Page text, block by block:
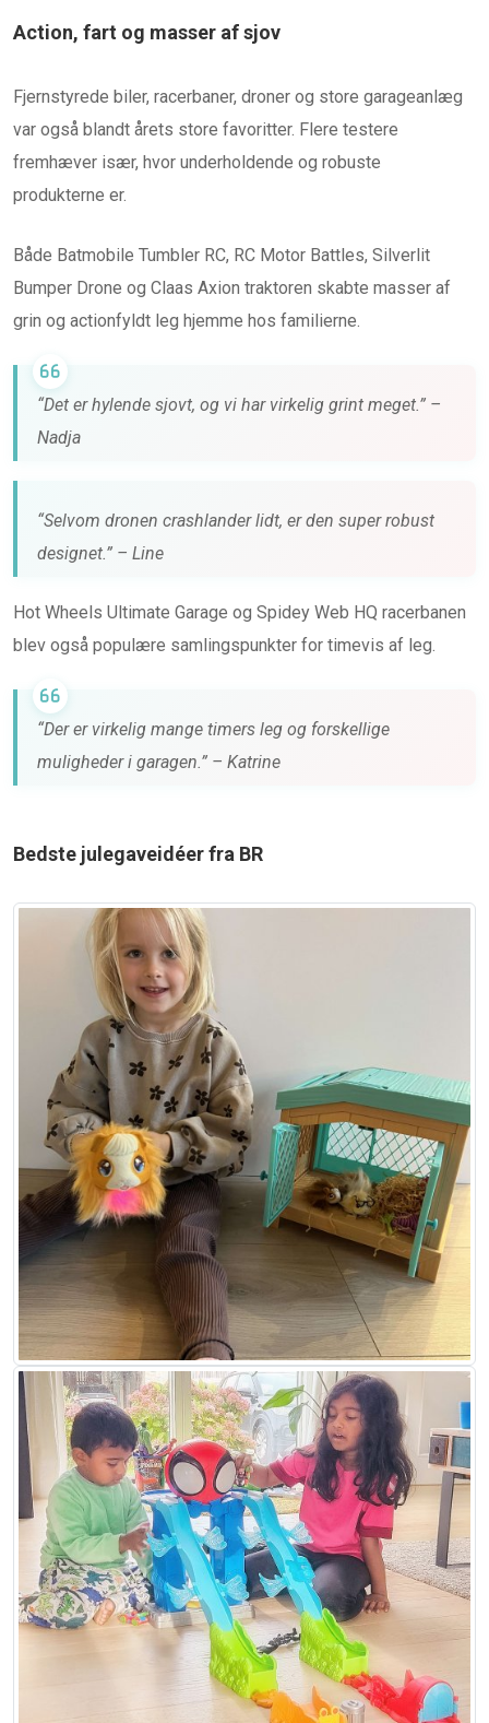
Action, fart og masser af sjov
Fjernstyrede biler, racerbaner, droner og store garageanlæg
var også blandt årets store favoritter. Flere testere
fremhæver især, hvor underholdende og robuste
produkterne er.
Både Batmobile Tumbler RC, RC Motor Battles, Silverlit
Bumper Drone og Claas Axion traktoren skabte masser af
grin og actionfyldt leg hjemme hos familierne.
“Det er hylende sjovt, og vi har virkelig grint meget.” –
Nadja
“Selvom dronen crashlander lidt, er den super robust
designet.” – Line
Hot Wheels Ultimate Garage og Spidey Web HQ racerbanen
blev også populære samlingspunkter for timevis af leg.
“Der er virkelig mange timers leg og forskellige
muligheder i garagen.” – Katrine
Bedste julegaveidéer fra BR